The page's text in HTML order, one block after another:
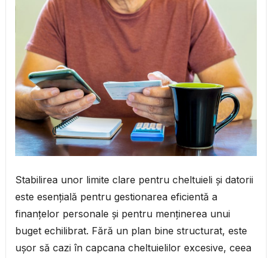
Stabilirea unor limite clare pentru cheltuieli și datorii
este esențială pentru gestionarea eficientă a
finanțelor personale și pentru menținerea unui
buget echilibrat. Fără un plan bine structurat, este
ușor să cazi în capcana cheltuielilor excesive, ceea